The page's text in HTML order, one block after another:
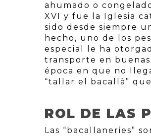
ahumado o
XVI y fue la Iglesia
sido desde siempre
hecho, uno de los
especial le ha
transporte en
época en que no
“tallar el bacallà”
ROL DE LAS
Las “bacallaneries”